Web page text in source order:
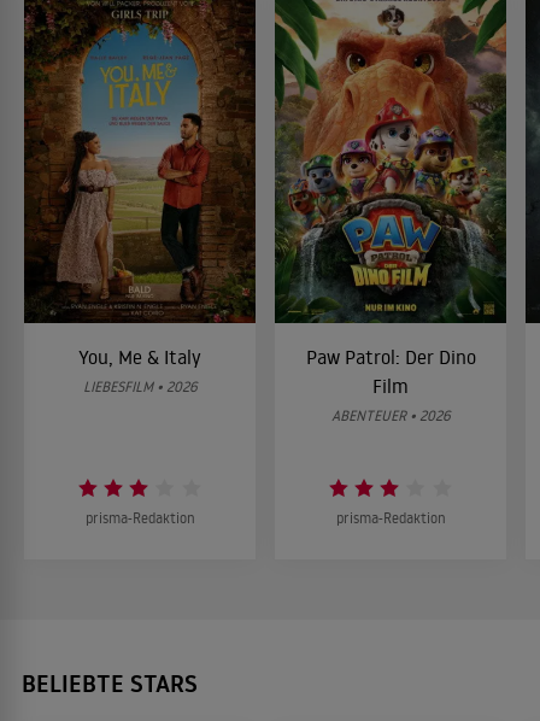
You, Me & Italy
LIEBESFILM • 2026
prisma-Redaktion
Paw Patrol: Der Dino
Film
ABENTEUER • 2026
prisma-Redaktion
BELIEBTE STARS